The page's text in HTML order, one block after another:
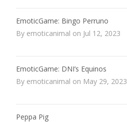
EmoticGame: Bingo Perruno
By emoticanimal on Jul 12, 2023
EmoticGame: DNI’s Equinos
By emoticanimal on May 29, 2023
Peppa Pig